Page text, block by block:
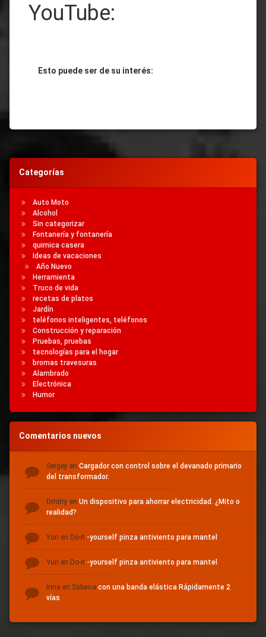
YouTube:
Esto puede ser de su interés:
Cargador
Bricolaje
Cargador
Cargador
De
Batería
De Coche
Cargador
Cómo
Hacer Un
Cargador
De Coche
Cargador
Simple
Categorías
Auto Moto
Alcohol
Sin categorizar
Fontanería y fontanería
quimica casera
Ideas de vacaciones
Año Nuevo
Herramienta
Truco de vida
recetas de platos
Jardín
teléfonos inteligentes, teléfonos
Construcción y reparación
Pruebas, pruebas
tecnologías para el hogar
bromas travesuras
Alambrado
Electrónica
Humor
Comentarios nuevos
Sergey en Cargador con control sobre el devanado primario
del transformador.
Dmitry en Un dispositivo para ahorrar electricidad. ¿Mito o
realidad?
Yuri en Do-it -yourself pinza antiviento para mantel
Yuri en Do-it -yourself pinza antiviento para mantel
Irina en Sábana con una banda elástica Rápidamente 2
vías